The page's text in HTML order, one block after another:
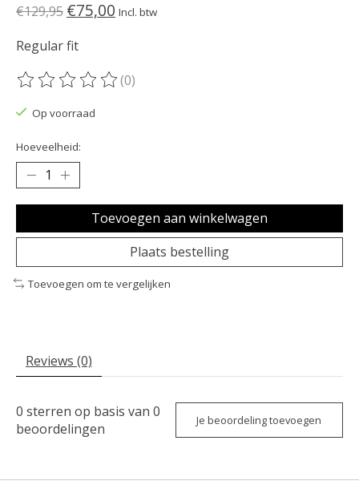
€129,95 €75,00 Incl. btw
Regular fit
De beoordeling van dit product is
(0)
Op voorraad
Hoeveelheid:
Toevoegen aan winkelwagen
Plaats bestelling
Toevoegen om te vergelijken
Reviews (0)
0 sterren op basis van 0
beoordelingen
Je beoordeling toevoegen